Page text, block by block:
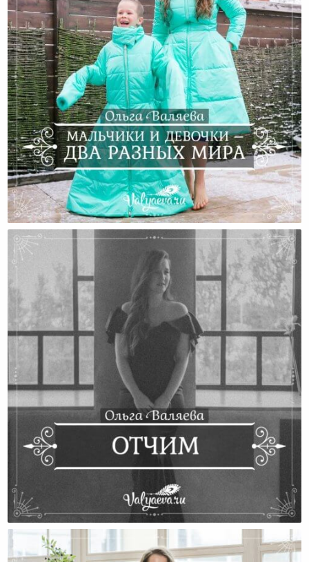
Мальчики И Девочки – Два Разных Мира
Отчим